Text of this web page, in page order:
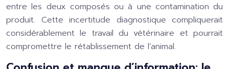
entre les deux composés ou à une contamination du
produit. Cette incertitude diagnostique compliquerait
considérablement le travail du vétérinaire et pourrait
compromettre le rétablissement de l’animal.